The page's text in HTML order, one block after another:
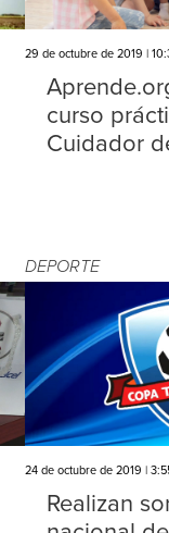
29 de octubre de 2019 |
curso
Cuidador
DEPORTE
24 de octubre de 2019 |
Realizan